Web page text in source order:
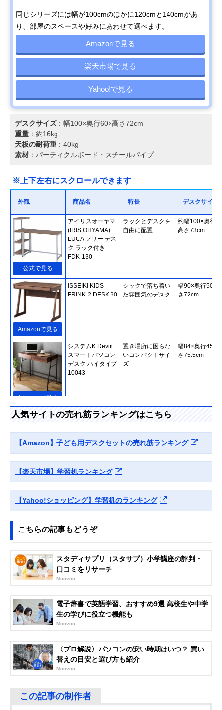
同じシリーズには幅が100cmのほかに120cmと140cmがあ
り、部屋のスペースや好みにあわせて選べます。
Amazonで見る
楽天市場で見る
Yahoo!で見る
デスクサイズ：幅100×奥行60×高さ72cm
重量 ：約16kg
天板の耐荷重 ：40kg
素材 ：パーティクルボード・スチールパイプ
※上下左右にスクロールできます
外観 商品名 特長 デスクサイズ
公式で見る
アイリスオーヤマ
(IRIS OHYAMA)
LUCA フリー デス
ク ラック付き
FDK-130
ラックとデスクを
自由に配置
約幅100×奥行
高さ73cm
Amazonで見る
‎ISSEIKI KIDS
FRINK-2 DESK 90
シックで落ち着い
た雰囲気のデスク
幅90×奥行50×高
さ72cm
Amazonで見る
システムK Devin
スマートパソコン
デスク ハイタイプ
10043
置き場所に困らな
いコンパクトサイ
ズ
幅84×奥行
さ75.5cm
Amazonで見る
Smart-i LOOK 学
1083051
キュートからベー
カラー展開
公式で見る
アイリスオーヤマ
習机 カントリー調
長く使えるおしゃ
約幅100×奥行
Amazonで見る
ィングデスク 薄型
FWD-0278
るスリム型
さ115.5cm（折
KJD-8550
Amazonで見る
コイズミファニテ
ック(koizumi
120デスク BDD
ナラ材を使った高
Amazonで見る
VEGA
CORPORATION
ZKNZC
広めの天板とデス
人気サイトの売れ筋ランキングはこちら
【Amazon】子ども用デスクセットの売れ筋ランキング
【楽天市場】学習机ランキング
【Yahoo!ショッピング】学習机のランキング
こちらの記事もどうぞ
スタディサプリ（スタサプ）小学講座の評判・
口コミをリサーチ
Moovoo
電子辞書で英語学習、おすすめ9選 高校生や中学
生の学びに役立つ機能も
Moovoo
〈プロ解説〉パソコンの安い時期はいつ？ 買い
替えの目安と選び方も紹介
Moovoo